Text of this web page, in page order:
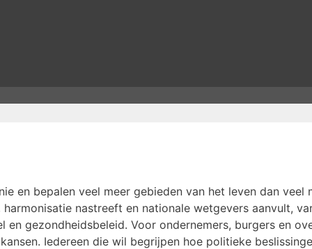
en bepalen veel meer gebieden van het leven dan veel
nastreeft en nationale wetgevers aanvult,
gezondheidsbeleid. Voor ondernemers, burgers en
Iedereen die wil begrijpen hoe politieke